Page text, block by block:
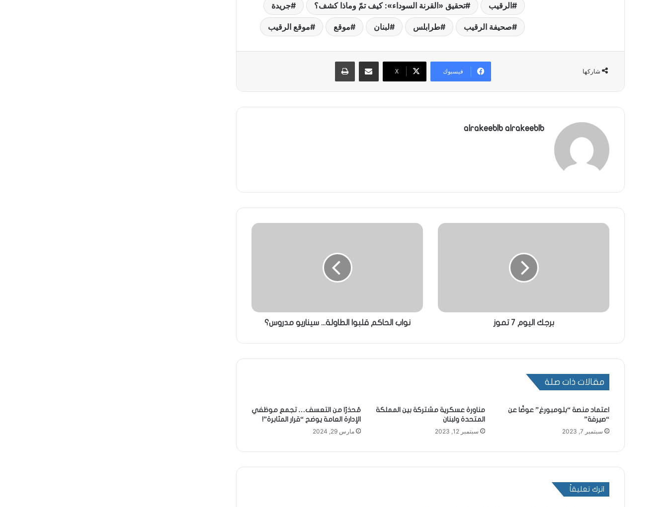
الرقيب تحقيق «القرنة السوداء»: كيف تمّ وماذا كشف؟ جريدة
صحيفة الرقيب طرابلس لبنان موقع موقع الرقيب
شاركها فيسبوك X
alrakeeblb alrakeeblb
برجك اليوم 7 تموز نواب الحاكم قلبوا الطاولة... سيناريو مدروس؟
مقالات ذات صلة
اعتماد منصة “بلومبورغ” عوضًا عن
“صيرفة”
سبتمبر 7, 2023
مناورة عسكرية مشتركة بين المملكة
المتحدة ولبنان
سبتمبر 12, 2023
مُحذرًا من التعسف… تجمع موظفي
الإدارة العامة يوضح “قرار المثابرة”!
مارس 29, 2024
اترك تعليقاً